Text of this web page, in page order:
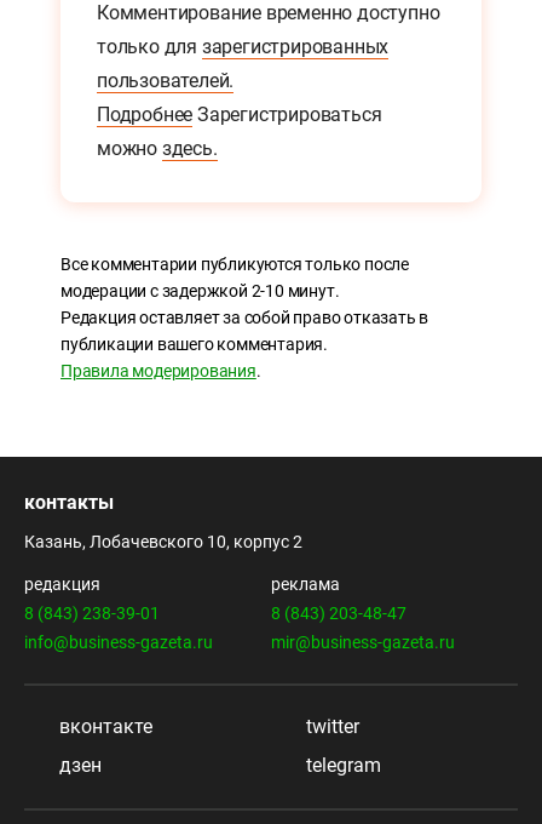
Комментирование временно доступно
только для зарегистрированных
пользователей.
Подробнее Зарегистрироваться
можно здесь.
Все комментарии публикуются только после
модерации с задержкой 2-10 минут.
Редакция оставляет за собой право отказать в
публикации вашего комментария.
Правила модерирования.
контакты
Казань, Лобачевского 10, корпус 2
редакция
8 (843) 238-39-01
info@business-gazeta.ru
реклама
8 (843) 203-48-47
mir@business-gazeta.ru
вконтакте
twitter
дзен
telegram